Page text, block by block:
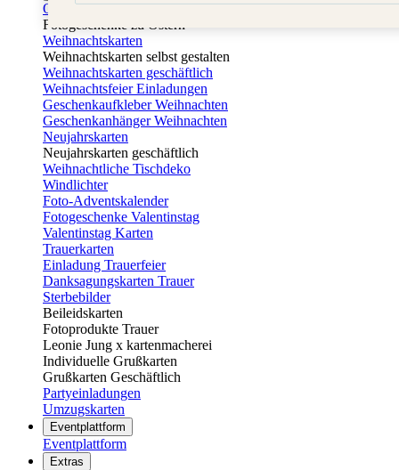
Osterkarten
Fotogeschenke zu Ostern
Weihnachtskarten
Weihnachtskarten selbst gestalten
Weihnachtskarten geschäftlich
Weihnachtsfeier Einladungen
Geschenkaufkleber Weihnachten
Geschenkanhänger Weihnachten
Neujahrskarten
Neujahrskarten geschäftlich
Weihnachtliche Tischdeko
Windlichter
Foto-Adventskalender
Fotogeschenke Valentinstag
Valentinstag Karten
Trauerkarten
Einladung Trauerfeier
Danksagungskarten Trauer
Sterbebilder
Beileidskarten
Fotoprodukte Trauer
Leonie Jung x kartenmacherei
Individuelle Grußkarten
Grußkarten Geschäftlich
Partyeinladungen
Umzugskarten
Eventplattform
Eventplattform
Extras